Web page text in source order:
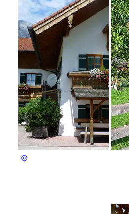
Wenger